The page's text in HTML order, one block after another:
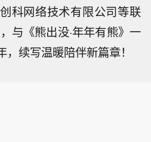
科网络技术有限公司等联
与《熊出没·年年有熊》一
续写温暖陪伴新篇章！